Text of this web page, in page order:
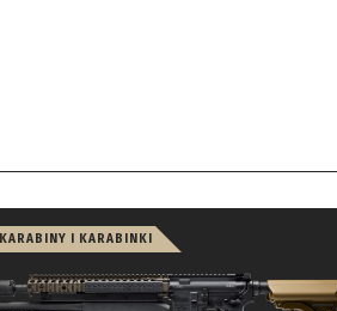
KARABINY I KARABINKI